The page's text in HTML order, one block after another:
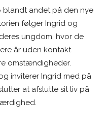
blandt andet på den nye
følger Ingrid og
ungdom, hvor de
år uden kontakt
omstændigheder.
inviterer Ingrid med på
at afslutte sit liv på